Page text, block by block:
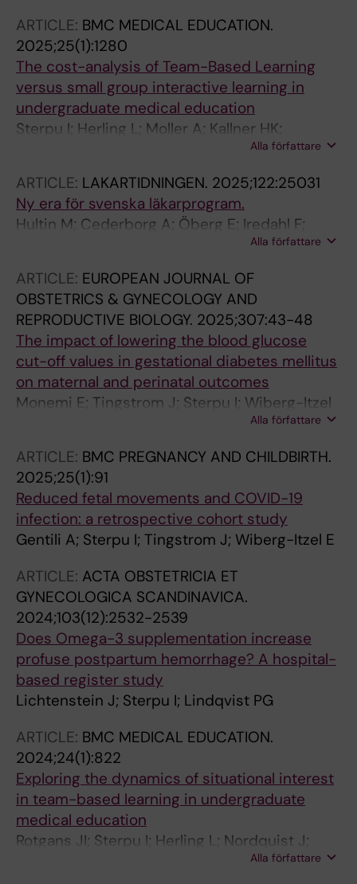
ARTICLE: BMC MEDICAL EDUCATION.
2025;25(1):1280
The cost-analysis of Team-Based Learning
versus small group interactive learning in
undergraduate medical education
Sterpu I; Herling L; Moller A; Kallner HK;
Engberg H; Nordquist J; Acharya GAlla författare
ARTICLE: LAKARTIDNINGEN. 2025;122:25031
Ny era för svenska läkarprogram.
Hultin M; Cederborg A; Öberg E; Iredahl F;
Sterpu I; Thelin Schmidt P; Särnblad S;Alla författare
ARTICLE: EUROPEAN JOURNAL OF
OBSTETRICS & GYNECOLOGY AND
REPRODUCTIVE BIOLOGY. 2025;307:43-48
The impact of lowering the blood glucose
cut-off values in gestational diabetes mellitus
on maternal and perinatal outcomes
Monemi E; Tingstrom J; Sterpu I; Wiberg-Itzel
Alla författare
ARTICLE: BMC PREGNANCY AND CHILDBIRTH.
2025;25(1):91
Reduced fetal movements and COVID-19
infection: a retrospective cohort study
Gentili A; Sterpu I; Tingstrom J; Wiberg-Itzel E
ARTICLE: ACTA OBSTETRICIA ET
GYNECOLOGICA SCANDINAVICA.
2024;103(12):2532-2539
Does Omega-3 supplementation increase
profuse postpartum hemorrhage? A hospital-
based register study
Lichtenstein J; Sterpu I; Lindqvist PG
ARTICLE: BMC MEDICAL EDUCATION.
2024;24(1):822
Exploring the dynamics of situational interest
in team-based learning in undergraduate
medical education
Rotgans JI; Sterpu I; Herling L; Nordquist J;
Alla författare